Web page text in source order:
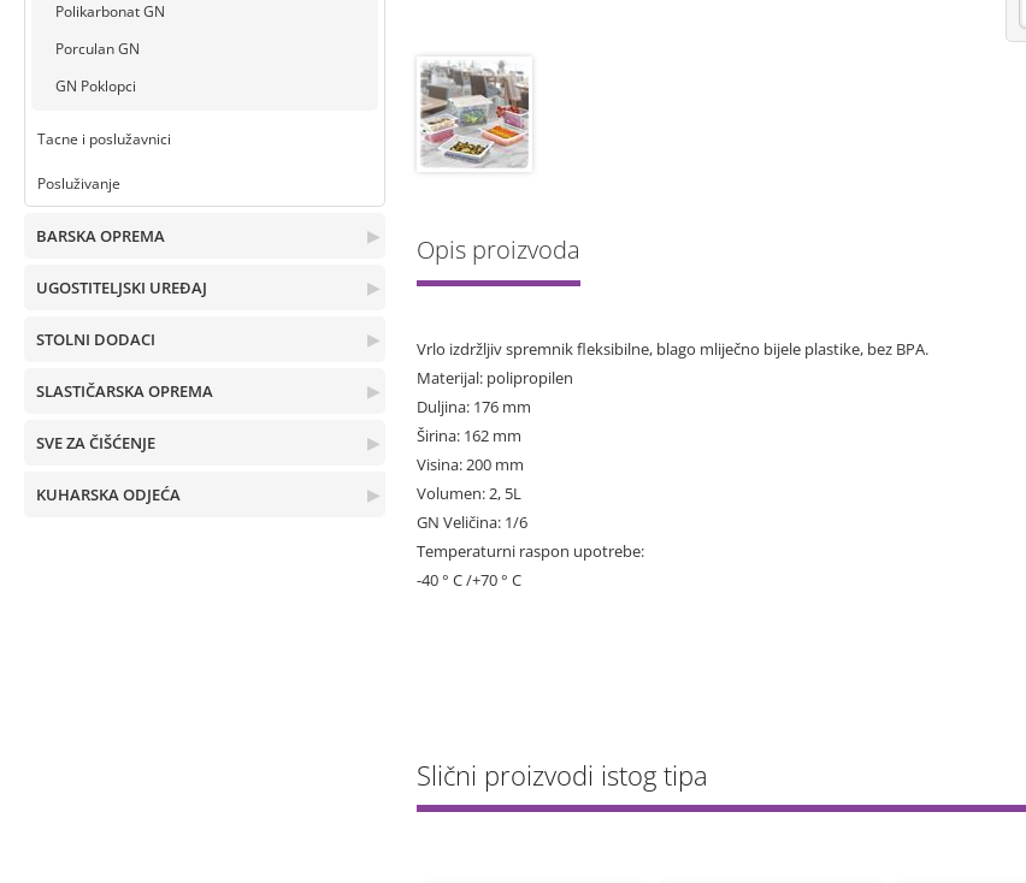
Polikarbonat GN
Porculan GN
GN Poklopci
Tacne i poslužavnici
Posluživanje
▶
BARSKA OPREMA
▶
UGOSTITELJSKI UREĐAJ
▶
STOLNI DODACI
▶
SLASTIČARSKA OPREMA
▶
SVE ZA ČIŠĆENJE
▶
KUHARSKA ODJEĆA
Opis proizvoda
Vrlo izdržljiv spremnik fleksibilne, blago mliječno bijele plastike, bez BPA.
Materijal: polipropilen
Duljina: 176 mm
Širina: 162 mm
Visina: 200 mm
Volumen: 2, 5L
GN Veličina: 1/6
Temperaturni raspon upotrebe:
-40 ° C /+70 ° C
Slični proizvodi istog tipa